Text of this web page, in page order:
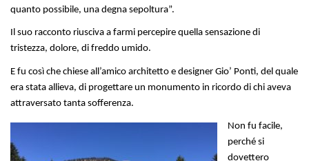
quanto possibile, una degna sepoltura”.
Il suo racconto riusciva a farmi percepire quella sensazione di
tristezza, dolore, di freddo umido.
E fu così che chiese all’amico architetto e designer Gio’ Ponti, del quale
era stata allieva, di progettare un monumento in ricordo di chi aveva
attraversato tanta sofferenza.
Non fu facile,
perché si
dovettero